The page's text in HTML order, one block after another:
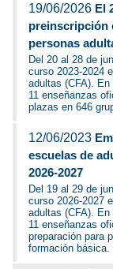
19/06/2026 El
preinscripción
personas
Del 20 al 28 de
curso 2023-2024
adultas (CFA).
11 enseñanzas
plazas en 646
12/06/2023
escuelas de
2026-2027
Del 19 al 29 de
curso 2026-2027
adultas (CFA).
11 enseñanzas
preparación para
formación básica.